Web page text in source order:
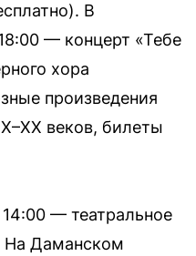
В
— концерт «Тебе
хора
произведения
веков, билеты
— театральное
На Даманском